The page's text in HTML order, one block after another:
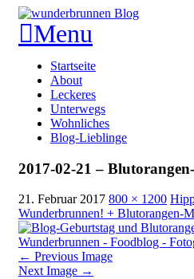
Menu
content
Startseite
About
Leckeres
Unterwegs
Wohnliches
Blog-Lieblinge
2017-02-21 –
21. Februar 2017 800 × 1200
Wunderbrunnen! + Blutorangen-
← Previous Image
Next Image →